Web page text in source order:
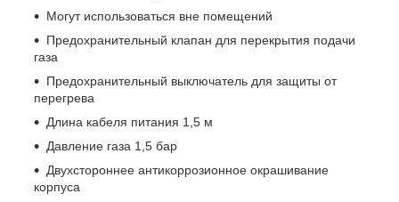
Могут использоваться вне помещений
Предохранительный клапан для перекрытия подачи
газа
Предохранительный выключатель для защиты от
перегрева
Длина кабеля питания 1,5 м
Давление газа 1,5 бар
Двухстороннее антикоррозионное окрашивание
корпуса